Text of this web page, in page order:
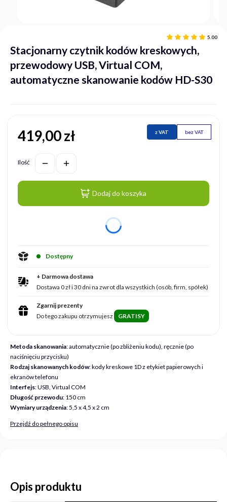
Stacjonarny czytnik kodów kreskowych,
przewodowy USB, Virtual COM,
automatyczne skanowanie kodów HD-S30
5.00
Metoda skanowania: automatycznie (po zbliżeniu kodu), ręcznie (po
naciśnięciu przycisku)
Rodzaj skanowanych kodów: kody kreskowe 1D z etykiet papierowych i
ekranów telefonu
Interfejs: USB, Virtual COM
Długość przewodu: 150 cm
Wymiary urządzenia: 5,5 x 4,5 x 2 cm
Przejdź do pełnego opisu
z VAT bez VAT
Cena
419,00 zł
Ilość
Dodaj do koszyka
Dostępny
+ Darmowa dostawa
Dostawa 0 zł i 30 dni na zwrot dla wszystkich (osób, firm, spółek)
Zgarnij prezenty
Do tego zakupu otrzymujesz
GRATISY
Opis produktu